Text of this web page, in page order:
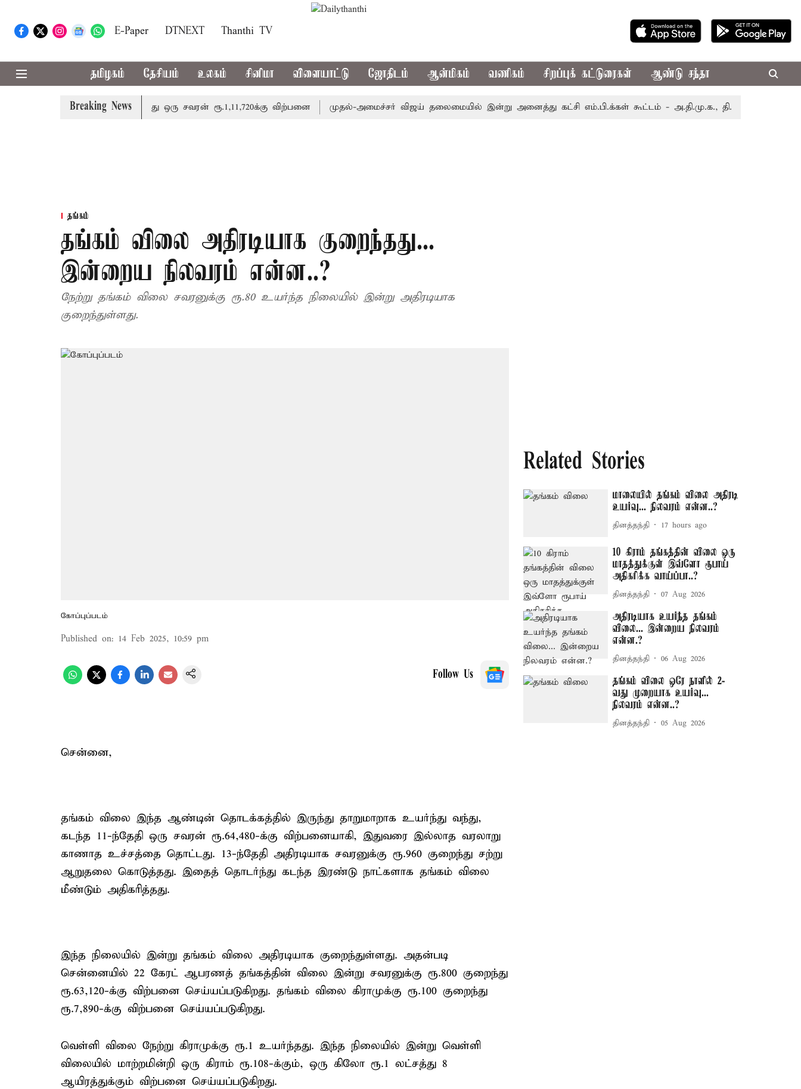
E-Paper DTNEXT Thanthi TV
தமிழகம் தேசியம் உலகம் சினிமா விளையாட்டு ஜோதிடம் ஆன்மிகம் வணிகம் சிறப்புக் கட்டுரைகள் ஆண்டு சந்தா
Breaking News
ரூ.520 உயர்ந்து ஒரு சவரன் ரூ.1,11,720க்கு விற்பனை முதல்-அமைச்சர் விஜய் தலைமையில் இன்று அனைத்து கட்சி எம்.பி.க்கள் கூட்டம் - அ.தி.மு.க., தி.மு.க. புறக்கணிப்பு
தங்கம்
தங்கம் விலை அதிரடியாக குறைந்தது...
இன்றைய நிலவரம் என்ன..?
நேற்று தங்கம் விலை சவரனுக்கு ரூ.80 உயர்ந்த நிலையில் இன்று அதிரடியாக
குறைந்துள்ளது.
கோப்புப்படம்
Published on: 14 Feb 2025, 10:59 pm
Follow Us
சென்னை,
தங்கம் விலை இந்த ஆண்டின் தொடக்கத்தில் இருந்து தாறுமாறாக உயர்ந்து வந்து,
கடந்த 11-ந்தேதி ஒரு சவரன் ரூ.64,480-க்கு விற்பனையாகி, இதுவரை இல்லாத வரலாறு
காணாத உச்சத்தை தொட்டது. 13-ந்தேதி அதிரடியாக சவரனுக்கு ரூ.960 குறைந்து சற்று
ஆறுதலை கொடுத்தது. இதைத் தொடர்ந்து கடந்த இரண்டு நாட்களாக தங்கம் விலை
மீண்டும் அதிகரித்தது.
இந்த நிலையில் இன்று தங்கம் விலை அதிரடியாக குறைந்துள்ளது. அதன்படி
சென்னையில் 22 கேரட் ஆபரணத் தங்கத்தின் விலை இன்று சவரனுக்கு ரூ.800 குறைந்து
ரூ.63,120-க்கு விற்பனை செய்யப்படுகிறது. தங்கம் விலை கிராமுக்கு ரூ.100 குறைந்து
ரூ.7,890-க்கு விற்பனை செய்யப்படுகிறது.
வெள்ளி விலை நேற்று கிராமுக்கு ரூ.1 உயர்ந்தது. இந்த நிலையில் இன்று வெள்ளி
விலையில் மாற்றமின்றி ஒரு கிராம் ரூ.108-க்கும், ஒரு கிலோ ரூ.1 லட்சத்து 8
ஆயிரத்துக்கும் விற்பனை செய்யப்படுகிறது.
Related Stories
மாலையில் தங்கம் விலை அதிரடி
உயர்வு... நிலவரம் என்ன..?
தினத்தந்தி 17 hours ago
10 கிராம் தங்கத்தின் விலை ஒரு
மாதத்துக்குள் இவ்ளோ ரூபாய்
அதிகரிக்க வாய்ப்பா..?
தினத்தந்தி 07 Aug 2026
அதிரடியாக உயர்ந்த தங்கம்
விலை... இன்றைய நிலவரம்
என்ன.?
தினத்தந்தி 06 Aug 2026
தங்கம் விலை ஒரே நாளில் 2-
வது முறையாக உயர்வு...
நிலவரம் என்ன..?
தினத்தந்தி 05 Aug 2026